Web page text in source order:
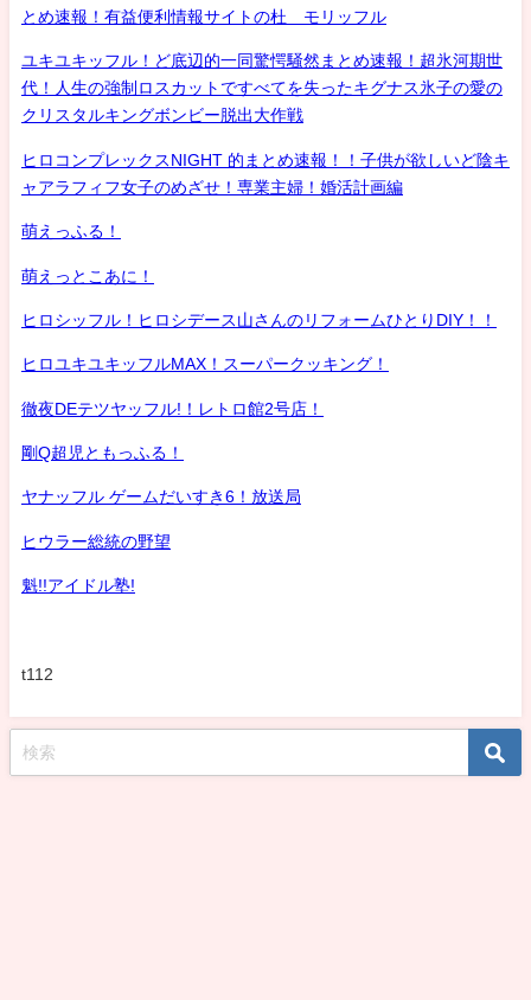
とめ速報！有益便利情報サイトの杜 モリッフル
ユキユキッフル！ど底辺的一同驚愕騒然まとめ速報！超氷河期世
代！人生の強制ロスカットですべてを失ったキグナス氷子の愛の
クリスタルキングボンビー脱出大作戦
ヒロコンプレックスNIGHT 的まとめ速報！！子供が欲しいど陰キ
ャアラフィフ女子のめざせ！専業主婦！婚活計画編
萌えっふる！
萌えっとこあに！
ヒロシッフル！ヒロシデース山さんのリフォームひとりDIY！！
ヒロユキユキッフルMAX！スーパークッキング！
徹夜DEテツヤッフル!！レトロ館2号店！
剛Q超児ともっふる！
ヤナッフル ゲームだいすき6！放送局
ヒウラー総統の野望
魁!!アイドル塾!
t112